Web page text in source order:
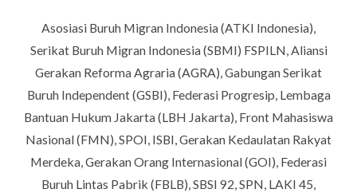
Asosiasi Buruh Migran Indonesia (ATKI Indonesia),
Serikat Buruh Migran Indonesia (SBMI) FSPILN, Aliansi
Gerakan Reforma Agraria (AGRA), Gabungan Serikat
Buruh Independent (GSBI), Federasi Progresip, Lembaga
Bantuan Hukum Jakarta (LBH Jakarta), Front Mahasiswa
Nasional (FMN), SPOI, ISBI, Gerakan Kedaulatan Rakyat
Merdeka, Gerakan Orang Internasional (GOI), Federasi
Buruh Lintas Pabrik (FBLB), SBSI 92, SPN, LAKI 45,